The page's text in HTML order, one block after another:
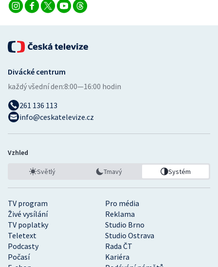
TV program
Pro média
Živé vysílání
Reklama
TV poplatky
Studio Brno
Teletext
Studio Ostrava
Podcasty
Rada ČT
Počasí
Kariéra
Divácké centrum
každý všední den:8:00—16:00 hodin
261 136 113
info@ceskatelevize.cz
Vzhled
Světlý Tmavý Systém